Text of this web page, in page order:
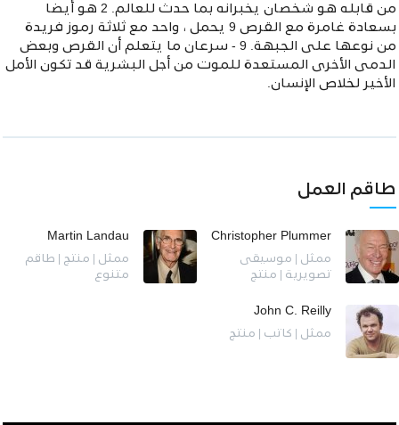
من قابله هو شخصان يخبرانه بما حدث للعالم. 2 هو أيضا
بسعادة غامرة مع القرص 9 يحمل ، واحد مع ثلاثة رموز فريدة
من نوعها على الجبهة. 9 - سرعان ما يتعلم أن القرص وبعض
الدمى الأخرى المستعدة للموت من أجل البشرية قد تكون الأمل
الأخير لخلاص الإنسان.
طاقم العمل
Christopher Plummer
ممثل | موسيقى
تصويرية | منتج
Martin Landau
ممثل | منتج | طاقم
متنوع
John C. Reilly
ممثل | كاتب | منتج